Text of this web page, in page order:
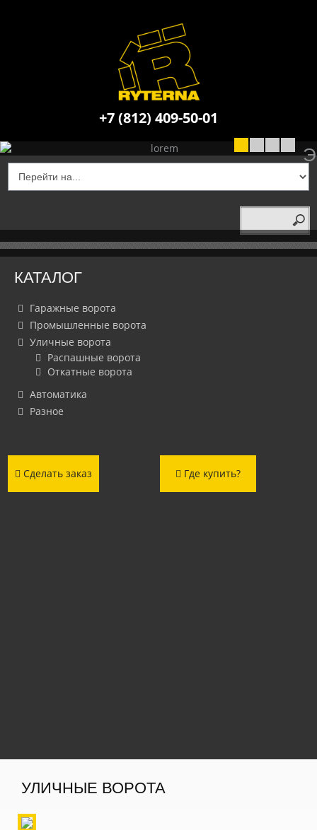
+7 (812) 409-50-01
НОВИНКА!УТЕПЛЕННЫЕ
НОВИНКА!
ПРОМЫШЛЕННЫЕ
КАТАЛОГ
Гаражные ворота
Промышленные ворота
Уличные ворота
Распашные ворота
Откатные ворота
Автоматика
Разное
Сделать заказ Где купить?
УЛИЧНЫЕ ВОРОТА